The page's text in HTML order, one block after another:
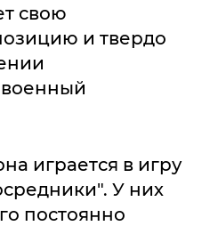
свою
и твердо
играется в игру
У них
постоянно